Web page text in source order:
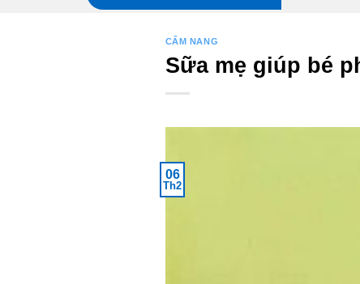
CẨM NANG
Sữa mẹ giúp bé
06
Th2